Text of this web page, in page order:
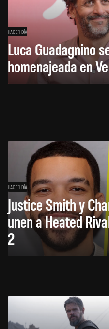
HACE 1 DÍA
Luca Guadagnino
homenajeada en
HACE 1 DÍA
Justice Smith y
unen a Heated
2